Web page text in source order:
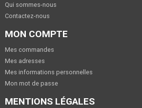
Qui sommes-nous
Contactez-nous
MON COMPTE
Mes commandes
Mes adresses
Mes informations personnelles
Mon mot de passe
MENTIONS LÉGALES